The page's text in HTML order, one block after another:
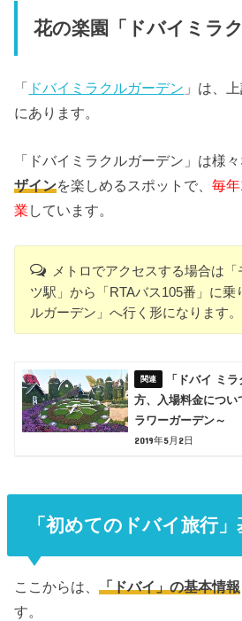
花の楽園「ドバイミラ
「 ドバイミラクルガーデン 」は、
にあります。
「ドバイミラクルガーデン」は様
ザインを楽しめるスポットで、毎
業 しています。
メトロでアクセスする場合は
ツ駅」から「RTAバス105番」に乗
ルガーデン」へ行く形になります。
「ドバイ ミ
方、入場料金につい
ラワーガーデン～
2019年5月2日
「初めてのドバイ旅行
ここからは、「ドバイ」の基本情報
す。